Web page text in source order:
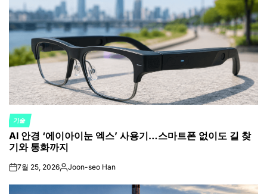
POSTED
IN
기술
AI 안경 ‘에이아이눈 엑스’ 사용기…스마트폰 없이도 길 찾
기와 통화까지
on7월 25, 2026Posted
Joon-seo Han